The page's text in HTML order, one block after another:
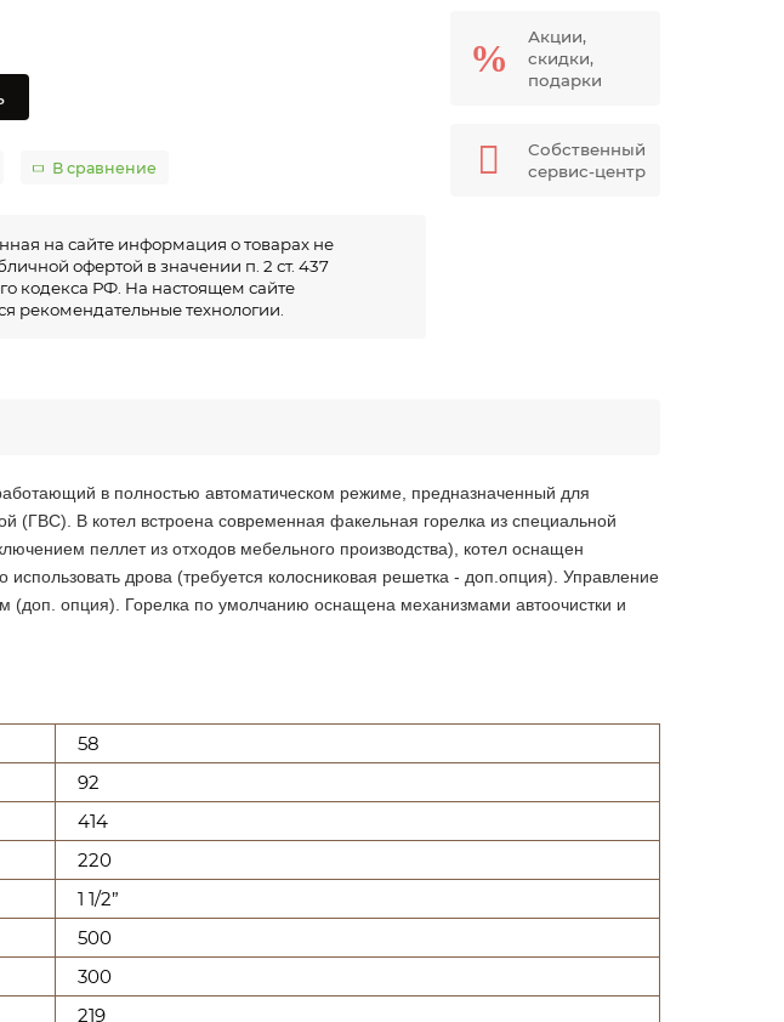
В сравнение
на сайте информация о товарах не
офертой в значении п. 2 ст. 437
кодекса РФ. На настоящем сайте
рекомендательные технологии.
Акции,
скидки,
подарки
Собственный
сервис-центр
в полностью автоматическом режиме, предназначенный для
(ГВС). В котел встроена современная факельная горелка из специальной
пеллет из отходов мебельного производства), котел оснащен
дрова (требуется колосниковая решетка - доп.опция). Управление
(доп. опция). Горелка по умолчанию оснащена механизмами автоочистки и
58
92
414
220
1 1/2”
500
300
219